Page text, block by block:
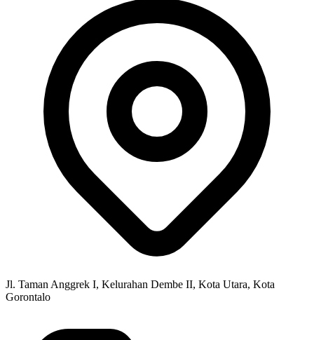
Jl. Taman Anggrek I, Kelurahan Dembe II, Kota Utara, Kota
Gorontalo